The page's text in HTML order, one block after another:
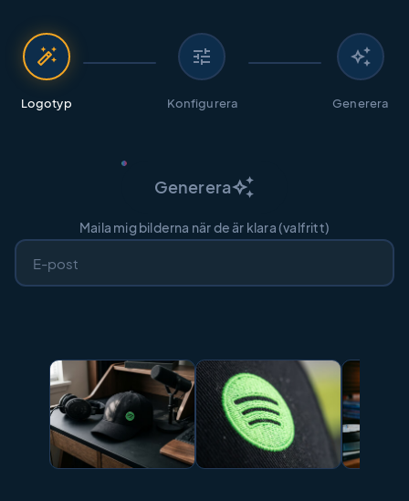
auto_fix_high
Logotyp
tune
Konfigurera
auto_awesome
Generera
Genereraauto_awesome
Maila mig bilderna när de är klara (valfritt)